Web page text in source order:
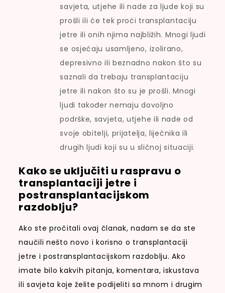
savjeta, utjehe ili nade za ljude koji su
prošli ili će tek proći transplantaciju
jetre ili onih njima najbližih. Mnogi ljudi
se osjećaju usamljeno, izolirano,
depresivno ili beznadno nakon što su
saznali da trebaju transplantaciju
jetre ili nakon što su je prošli. Mnogi
ljudi također nemaju dovoljno
podrške, savjeta, utjehe ili nade od
svoje obitelji, prijatelja, liječnika ili
drugih ljudi koji su u sličnoj situaciji.
Kako se uključiti u raspravu o
transplantaciji jetre i
postransplantacijskom
razdoblju?
Ako ste pročitali ovaj članak, nadam se da ste
naučili nešto novo i korisno o transplantaciji
jetre i postransplantacijskom razdoblju. Ako
imate bilo kakvih pitanja, komentara, iskustava
ili savjeta koje želite podijeliti sa mnom i drugim